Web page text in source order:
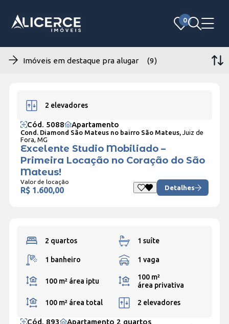
0
0
Imóveis em destaque pra alugar (9)
2 elevadores
Cód. 5088 Apartamento
Cond. Diamond São Mateus no bairro São Mateus, Juiz de
Fora, MG
Excelente Studio Mobiliado –
Primeira Locação no Coração do São
Mateus!
Valor de locação
R$ 1.600,00 Detalhes
2 quartos 1 suíte
1 banheiro 1 vaga
100 m² área iptu
100 m²
área privativa
100 m² área total 2 elevadores
Cód. 893 Apartamento 2 quartos